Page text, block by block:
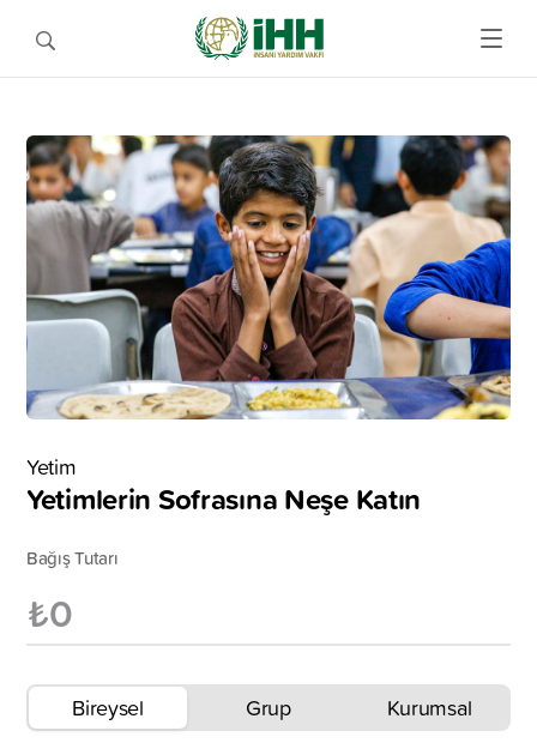
Yetim
Yetimlerin Sofrasına Neşe Katın
Bağış Tutarı
Bireysel Grup Kurumsal